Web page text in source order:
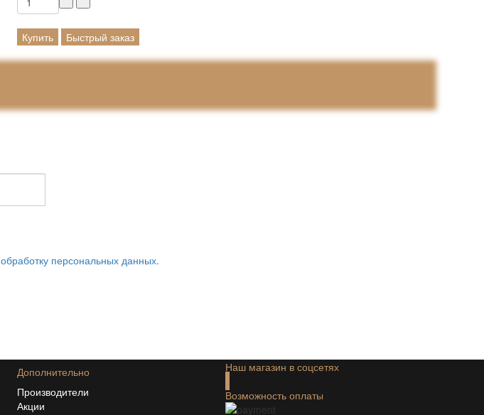
Купить Быстрый заказ
обработку персональных данных.
Дополнительно
Производители
Акции
Наш магазин в соцсетях
Возможность оплаты